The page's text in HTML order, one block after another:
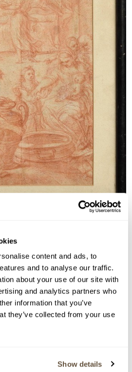
content and ads, to
and to analyse our traffic.
about your use of our site with
and analytics partners who
information that you’ve
they’ve collected from your use
Show details
cm. Nesignováno Rám, pasparta,
a informace o autorovi